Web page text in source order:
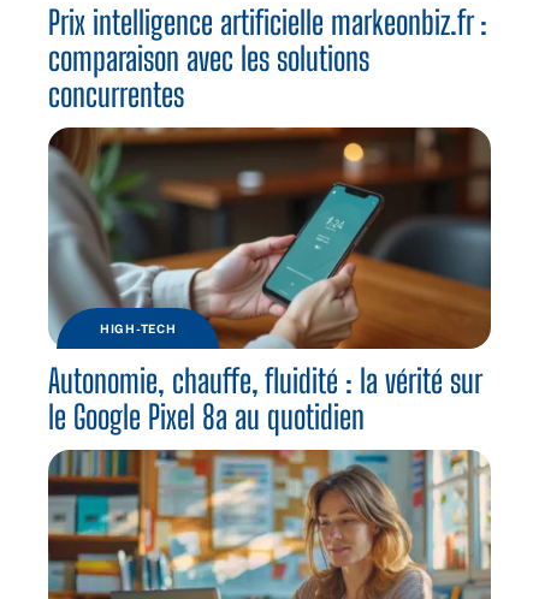
Prix intelligence artificielle markeonbiz.fr :
comparaison avec les solutions
concurrentes
HIGH-TECH
Autonomie, chauffe, fluidité : la vérité sur
le Google Pixel 8a au quotidien